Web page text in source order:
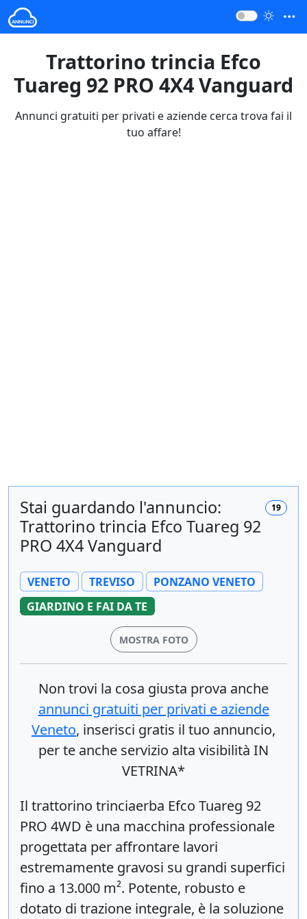
Trattorino trincia Efco
Tuareg 92 PRO 4X4 Vanguard
Annunci gratuiti per privati e aziende cerca trova fai il
tuo affare!
19
Stai guardando l'annuncio:
Trattorino trincia Efco Tuareg 92
PRO 4X4 Vanguard
VENETO TREVISO
PONZANO VENETO
GIARDINO E FAI DA TE
MOSTRA FOTO
Non trovi la cosa giusta prova anche
annunci gratuiti per privati e aziende
Veneto, inserisci gratis il tuo annuncio,
per te anche servizio alta visibilità IN
VETRINA*
Il trattorino trinciaerba Efco Tuareg 92
PRO 4WD è una macchina professionale
progettata per affrontare lavori
estremamente gravosi su grandi superfici
fino a 13.000 m². Potente, robusto e
dotato di trazione integrale, è la soluzione